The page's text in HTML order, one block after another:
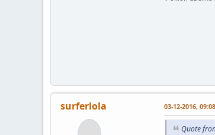
surferlola 03-12-2016,
Quote